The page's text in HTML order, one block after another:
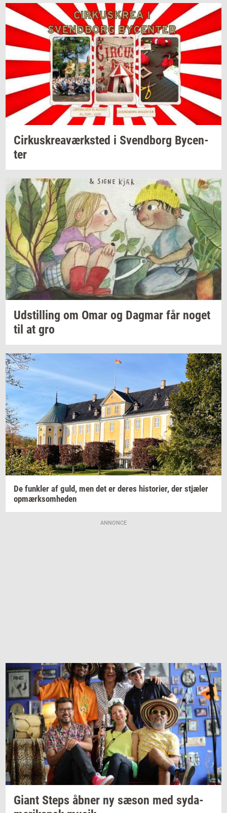
Cir­kuskrea­værk­sted i Svend­borg By­cen­
ter
Ud­stil­ling om Omar og Dag­mar får noget
til at gro
De funk­ler af guld, men det er deres hi­sto­ri­er, der stjæ­ler
op­mærk­som­he­den
ANNONCE
Giant Steps åbner ny sæson med sy­da­